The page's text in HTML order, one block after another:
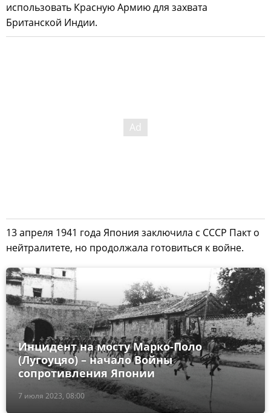
использовать Красную Армию для захвата
Британской Индии.
13 апреля 1941 года Япония заключила с СССР Пакт о
нейтралитете, но продолжала готовиться к войне.
7 июля 2023, 08:00
Инцидент на мосту Марко-Поло
(Лугоуцяо) – начало Войны
сопротивления Японии